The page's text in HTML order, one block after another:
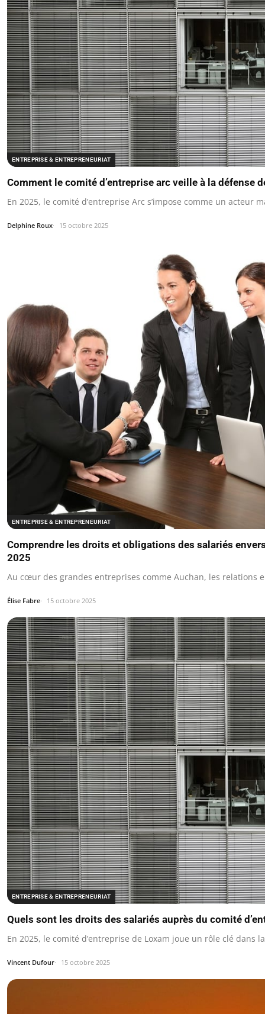
ENTREPRISE & ENTREPRENEURIAT
Comment le comité d’entreprise arc veille à la défense
En 2025, le comité d’entreprise Arc s’impose comme un acteur
Delphine Roux 15 octobre 2025
ENTREPRISE & ENTREPRENEURIAT
Comprendre les droits et obligations des salariés
2025
Au cœur des grandes entreprises comme Auchan, les relations
Élise Fabre 15 octobre 2025
ENTREPRISE & ENTREPRENEURIAT
Quels sont les droits des salariés auprès du comité
En 2025, le comité d’entreprise de Loxam joue un rôle clé dans
Vincent Dufour 15 octobre 2025